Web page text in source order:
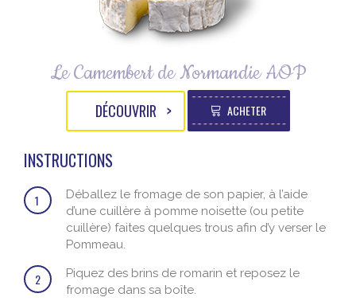
Le Camembert de Normandie AOP
DÉCOUVRIR ACHETER
INSTRUCTIONS
1
Déballez le fromage de son papier, à l’aide
d’une cuillère à pomme noisette (ou petite
cuillère) faites quelques trous afin d’y verser le
Pommeau.
2
Piquez des brins de romarin et reposez le
fromage dans sa boîte.